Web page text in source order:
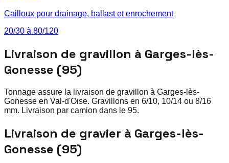
Cailloux pour drainage, ballast et enrochement
20/30 à 80/120
Livraison de gravillon à Garges-lès-
Gonesse (95)
Tonnage assure la livraison de gravillon à Garges-lès-
Gonesse en Val-d'Oise. Gravillons en 6/10, 10/14 ou 8/16
mm. Livraison par camion dans le 95.
Livraison de gravier à Garges-lès-
Gonesse (95)